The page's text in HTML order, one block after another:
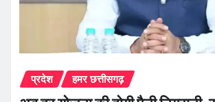
प्रदेश हमर छत्तीसगढ़